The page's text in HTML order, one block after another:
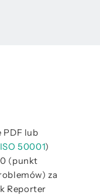
lub
50001)
(punkt
za
Reporter